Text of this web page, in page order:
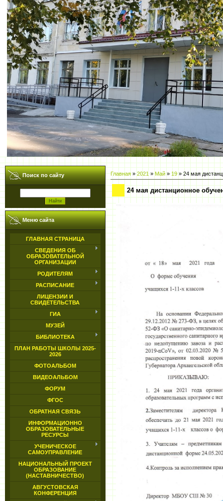
Поиск по сайту
Меню сайта
ГЛАВНАЯ СТРАНИЦА
СВЕДЕНИЯ ОБ
ОБРАЗОВАТЕЛЬНОЙ
ОРГАНИЗАЦИИ
РОДИТЕЛЯМ
РАСПИСАНИЕ
ЛИЦЕНЗИИ И
СВИДЕТЕЛЬСТВА
ГИА
МУЗЕЙ
БИБЛИОТЕКА
ПЛАН РАБОТЫ ШКОЛЫ 2025-
2026
ФОТОАЛЬБОМ
ВИДЕОАЛЬБОМ
ФОРУМ
ФГОС
ОБРАТНАЯ СВЯЗЬ
ИНФОРМАЦИОННО
ОБРАЗОВАТЕЛЬНЫЕ
РЕСУРСЫ
УЧЕНИЧЕСКОЕ
САМОУПРАВЛЕНИЕ
НАЦИОНАЛЬНЫЙ ПРОЕКТ
ОБРАЗОВАНИЕ
(НАСТАВНИЧЕСТВО)
АВГУСТОВСКАЯ
КОНФЕРЕНЦИЯ
Главная»2021 » Май » 19» 24 мая
24 мая дистанционное